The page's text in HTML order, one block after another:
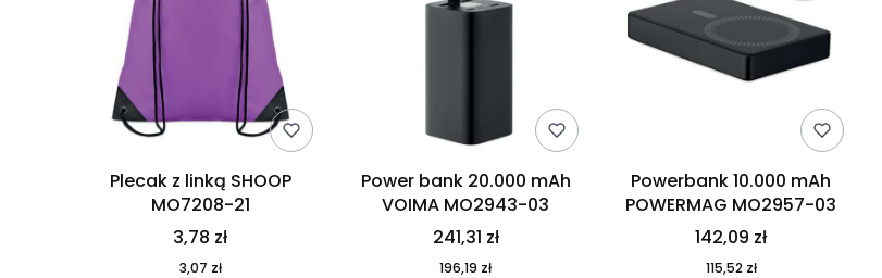
Plecak z linką SHOOP
MO7208-21
3,78 zł
3,07 zł
Power bank 20.000 mAh
VOIMA MO2943-03
241,31 zł
196,19 zł
Powerbank 10.000 mAh
POWERMAG MO2957-03
142,09 zł
115,52 zł